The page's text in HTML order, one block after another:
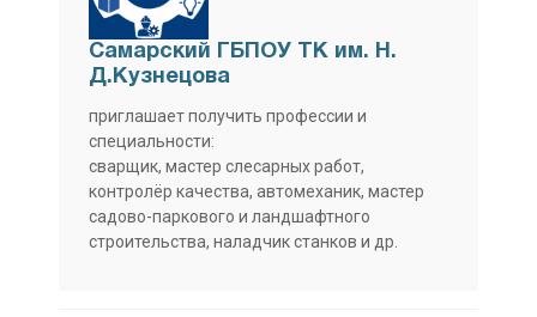
Самарский ГБПОУ ТК им. Н.
Д.Кузнецова
приглашает получить профессии и
специальности:
сварщик, мастер слесарных работ,
контролёр качества, автомеханик, мастер
садово-паркового и ландшафтного
строительства, наладчик станков и др.